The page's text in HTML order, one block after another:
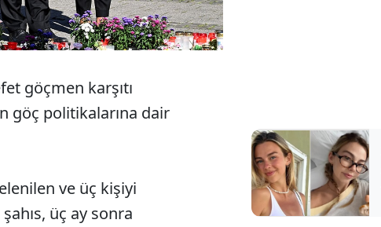
göçmen karşıtı
göç politikalarına dair
ve üç kişiyi
üç ay sonra